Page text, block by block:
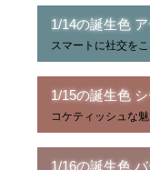
1/14の誕生色
スマートに社交を
1/15の誕生色
コケティッシュな
1/16の誕生色